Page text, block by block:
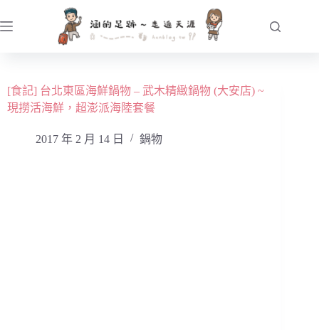
至
容[食記] 台北東區海鮮鍋物 – 武木精緻鍋物 (大安店) ~
現撈活海鮮，超澎派海陸套餐
2017 年 2 月 14 日 鍋物